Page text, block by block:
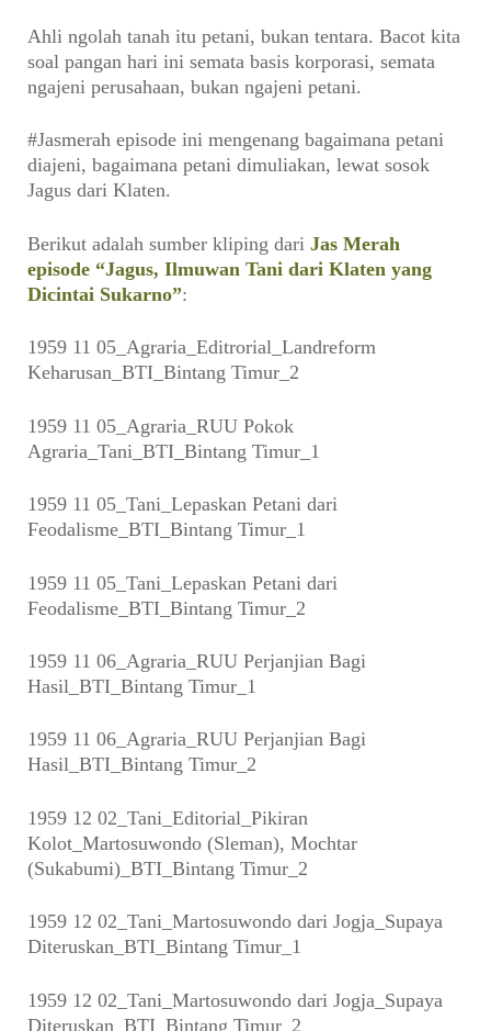
Ahli ngolah tanah itu petani, bukan tentara. Bacot kita
soal pangan hari ini semata basis korporasi, semata
ngajeni perusahaan, bukan ngajeni petani.
#Jasmerah episode ini mengenang bagaimana petani
diajeni, bagaimana petani dimuliakan, lewat sosok
Jagus dari Klaten.
Berikut adalah sumber kliping dariJas Merah
episode “Jagus, Ilmuwan Tani dari Klaten yang
Dicintai Sukarno”:
1959 11 05_Agraria_Editrorial_Landreform
Keharusan_BTI_Bintang Timur_2
1959 11 05_Agraria_RUU Pokok
Agraria_Tani_BTI_Bintang Timur_1
1959 11 05_Tani_Lepaskan Petani dari
Feodalisme_BTI_Bintang Timur_1
1959 11 05_Tani_Lepaskan Petani dari
Feodalisme_BTI_Bintang Timur_2
1959 11 06_Agraria_RUU Perjanjian Bagi
Hasil_BTI_Bintang Timur_1
1959 11 06_Agraria_RUU Perjanjian Bagi
Hasil_BTI_Bintang Timur_2
1959 12 02_Tani_Editorial_Pikiran
Kolot_Martosuwondo (Sleman), Mochtar
(Sukabumi)_BTI_Bintang Timur_2
1959 12 02_Tani_Martosuwondo dari Jogja_Supaya
Diteruskan_BTI_Bintang Timur_1
1959 12 02_Tani_Martosuwondo dari Jogja_Supaya
Diteruskan_BTI_Bintang Timur_2